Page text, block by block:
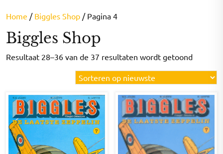
Home / Biggles Shop / Pagina 4
Biggles Shop
Resultaat 28–36 van de 37 resultaten wordt getoond
op